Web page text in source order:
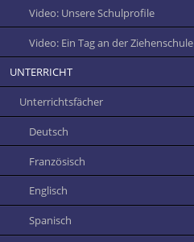
Video: Unsere Schulprofile
Video: Ein Tag an der Ziehenschule
UNTERRICHT
Unterrichtsfächer
Deutsch
Französisch
Englisch
Spanisch